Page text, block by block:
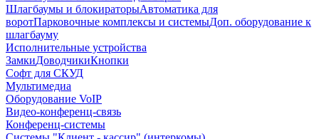
Шлагбаумы и блокираторыАвтоматика для
воротПарковочные комплексы и системыДоп. оборудование к
шлагбауму
Исполнительные устройства
ЗамкиДоводчикиКнопки
Софт для СКУД
Мультимедиа
Оборудование VoIP
Видео-конференц-связь
Конференц-системы